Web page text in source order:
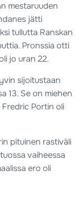
mestaruuden
jätti
tullutta Ranskan
Pronssia otti
jo uran 22.
sijoitustaan
13. Se on miehen
Fredric Portin oli
pituinen rastiväli
vaiheessa
ero oli